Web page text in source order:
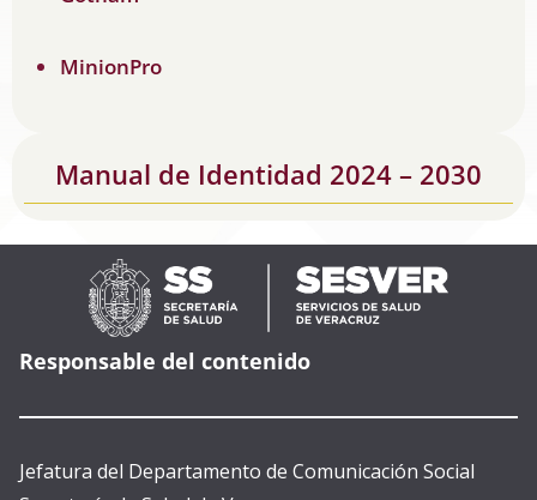
MinionPro
Manual de Identidad 2024 – 2030
Responsable del contenido
Jefatura del Departamento de Comunicación Social